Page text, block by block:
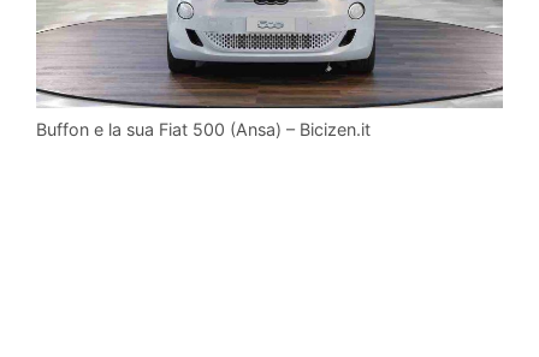
Buffon e la sua Fiat 500 (Ansa) – Bicizen.it